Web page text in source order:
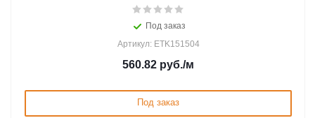
Под заказ
Артикул: ETK151504
560.82 руб./м
Под заказ